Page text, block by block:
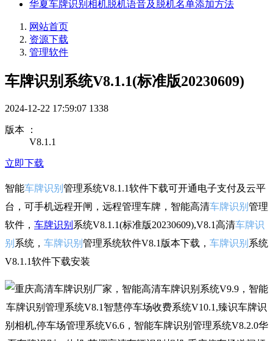
华夏车牌识别相机脱机语音及脱机名单添加方法
网站首页
资源下载
管理软件
车牌识别系统V8.1.1(标准版20230609)
2024-12-22 17:59:07 1338
版本 ：
V8.1.1
立即下载
智能车牌识别 管理系统V8.1.1软件下载可开通电子支付及云平
台，可手机远程开闸，远程管理车牌，智能高清车牌识别 管理
软件， 车牌识别 系统V8.1.1(标准版20230609),V8.1高清车牌识
别 系统， 车牌识别 管理系统软件V8.1版本下载， 车牌识别 系统
V8.1.1软件下载安装